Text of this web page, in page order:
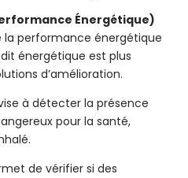
Énergétique)
performance énergétique
énergétique est plus
d’amélioration.
à détecter la présence
pour la santé,
de vérifier si des